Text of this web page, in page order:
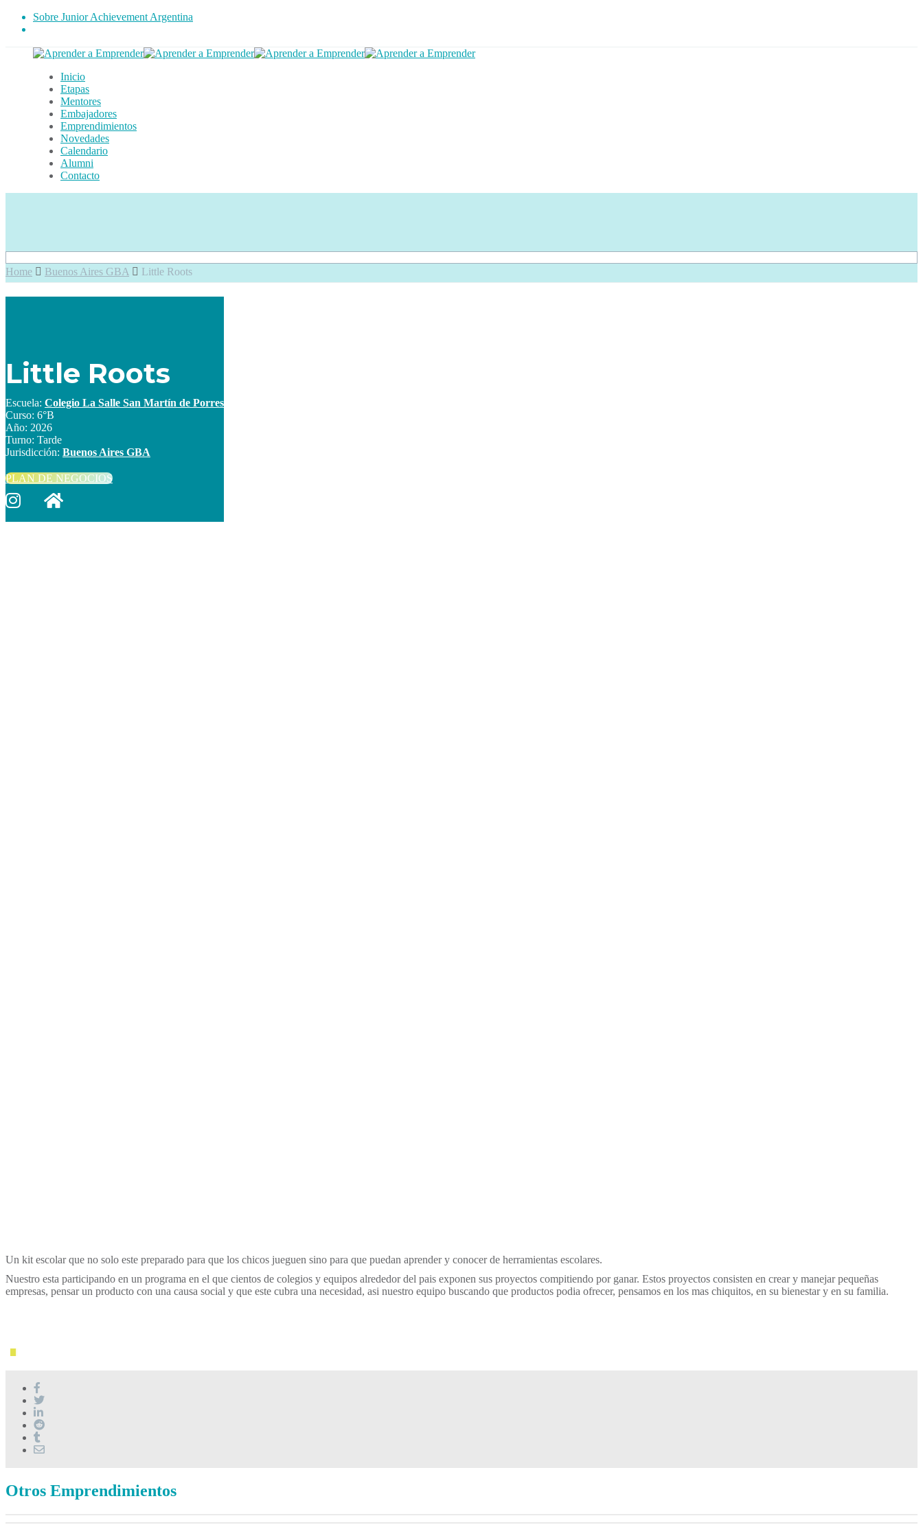
Sobre Junior Achievement Argentina
Inicio
Etapas
Mentores
Embajadores
Emprendimientos
Novedades
Calendario
Alumni
Contacto
Home Buenos Aires GBA Little Roots
Little Roots
Escuela: Colegio La Salle San Martín de Porres
Curso: 6°B
Año: 2026
Turno: Tarde
Jurisdicción: Buenos Aires GBA
PLAN DE NEGOCIOS
Un kit escolar que no solo este preparado para que los chicos jueguen sino para que puedan aprender y conocer de herramientas escolares.
Nuestro esta participando en un programa en el que cientos de colegios y equipos alrededor del pais exponen sus proyectos compitiendo por ganar. Estos proyectos consisten en crear y manejar pequeñas
empresas, pensar un producto con una causa social y que este cubra una necesidad, asi nuestro equipo buscando que productos podia ofrecer, pensamos en los mas chiquitos, en su bienestar y en su familia.
Otros Emprendimientos